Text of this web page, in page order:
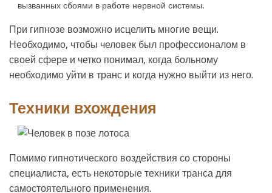
вызванных сбоями в работе нервной системы.
При гипнозе возможно исцелить многие вещи.
Необходимо, чтобы человек был профессионалом в
своей сфере и четко понимал, когда больному
необходимо уйти в транс и когда нужно выйти из него.
Техники вхождения
Помимо гипнотического воздействия со стороны
специалиста, есть некоторые техники транса для
самостоятельного применения.